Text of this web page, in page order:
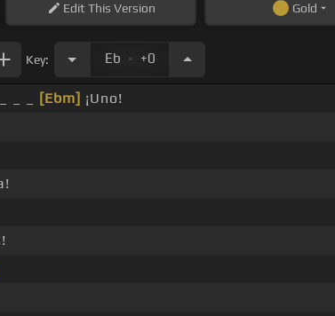
EditThis Version Gold
Key: Eb . +0
[Ebm] ¡Uno!